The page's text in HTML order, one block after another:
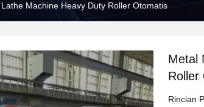
Machine Heavy Duty Roller Otomatis
Metal
Roller
Rincian